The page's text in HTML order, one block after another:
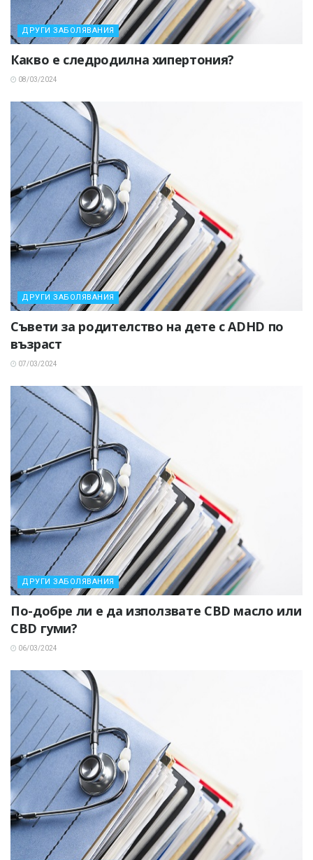
ДРУГИ ЗАБОЛЯВАНИЯ
Какво е следродилна хипертония?
08/03/2024
ДРУГИ ЗАБОЛЯВАНИЯ
Съвети за родителство на дете с ADHD по
възраст
07/03/2024
ДРУГИ ЗАБОЛЯВАНИЯ
По-добре ли е да използвате CBD масло или
CBD гуми?
06/03/2024